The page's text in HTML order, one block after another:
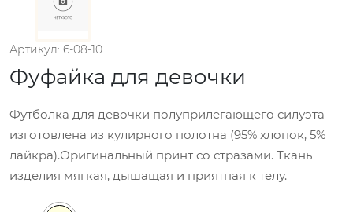
Артикул: 6-08-10.
Фуфайка для девочки
Футболка для девочки полуприлегающего силуэта
изготовлена из кулирного полотна (95% хлопок, 5%
лайкра).Оригинальный принт со стразами. Ткань
изделия мягкая, дышащая и приятная к телу.